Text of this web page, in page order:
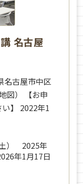
名古屋
古屋市中区
図） 【お申
】 2022年1
） 2025年
年1月17日